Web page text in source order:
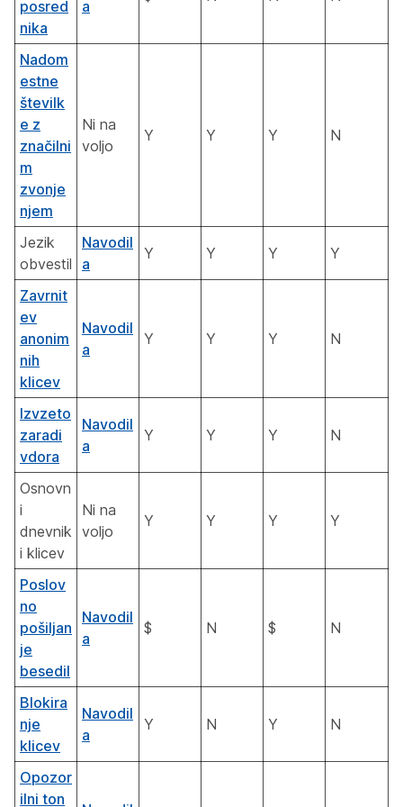
posred
nika
a
Nadom
estne
številk
e z
značilni
m
zvonje
njem
Ni na
voljo
Y Y Y N
Jezik
obvestil
Navodil
a
Y Y Y Y
Zavrnit
ev
anonim
nih
klicev
Navodil
a
Y Y Y N
Izvzeto
zaradi
vdora
Navodil
a
Y Y Y N
Osnovn
i
dnevnik
i klicev
Ni na
voljo
Y Y Y Y
Poslov
no
pošiljan
je
besedil
Navodil
a
$ N $ N
Blokira
nje
klicev
Navodil
a
Y N Y N
Opozor
ilni ton